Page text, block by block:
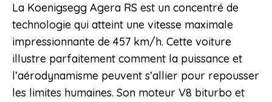
La Koenigsegg Agera RS est un concentré de
technologie qui atteint une vitesse maximale
impressionnante de 457 km/h. Cette voiture
illustre parfaitement comment la puissance et
l’aérodynamisme peuvent s’allier pour repousser
les limites humaines. Son moteur V8 biturbo et